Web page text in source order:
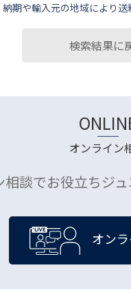
期や輸⼊元の地域により送
検索結果に
オンライン
相談でお役立ちジ
オン